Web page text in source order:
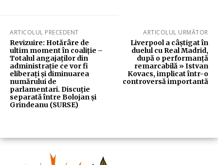
ARTICOLUL PRECEDENT
Revizuire: Hotărâre de
ultim moment în coaliție –
Totalul angajaților din
administrație ce vor fi
eliberați și diminuarea
numărului de
parlamentari. Discuție
separată între Bolojan și
Grindeanu (SURSE)
ARTICOLUL URMĂTOR
Liverpool a câștigat în
duelul cu Real Madrid,
după o performanță
remarcabilă » Istvan
Kovacs, implicat într-o
controversă importantă